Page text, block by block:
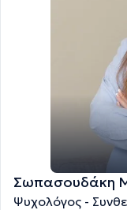
Σωπασουδάκη
Ψυχολόγος -